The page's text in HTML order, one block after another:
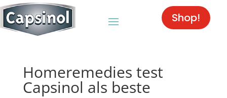
Shop!
Homeremedies test
Capsinol als beste